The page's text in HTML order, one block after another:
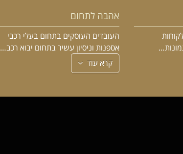
אהבה לתחום
העובדים העוסקים בתחום בעלי רכבי
אספנות וניסיון עשיר בתחום יבוא רכב…
קרא עוד